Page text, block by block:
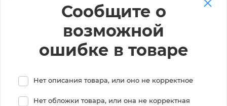
Сообщите о
возможной
ошибке в товаре
Нет описания товара, или оно не корректное
Нет обложки товара, или она не корректная